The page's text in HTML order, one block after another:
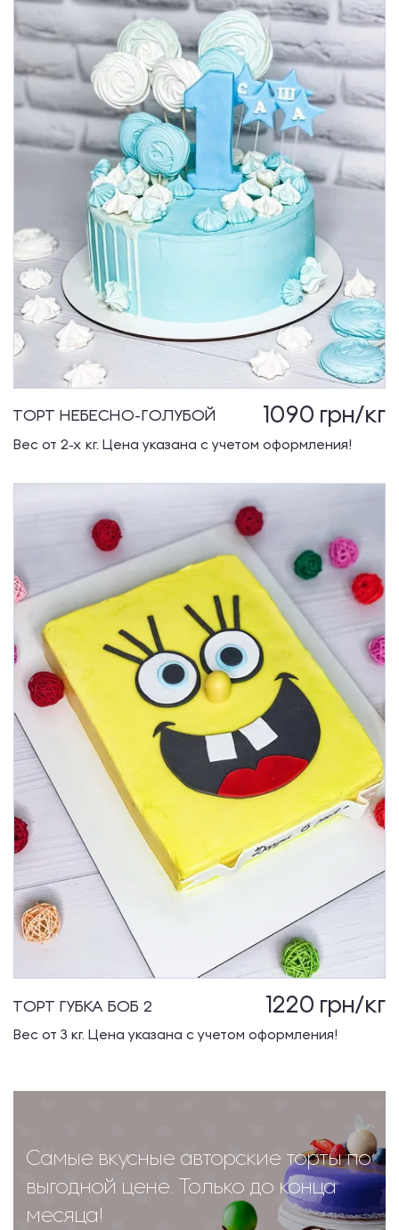
ТОРТ НЕБЕСНО-ГОЛУБОЙ 1090 грн/кг
Вес от 2-х кг. Цена указана с учетом оформления!
ТОРТ ГУБКА БОБ 2 1220 грн/кг
Вес от 3 кг. Цена указана с учетом оформления!
Самые вкусные авторские торты по
выгодной цене. Только до конца
месяца!